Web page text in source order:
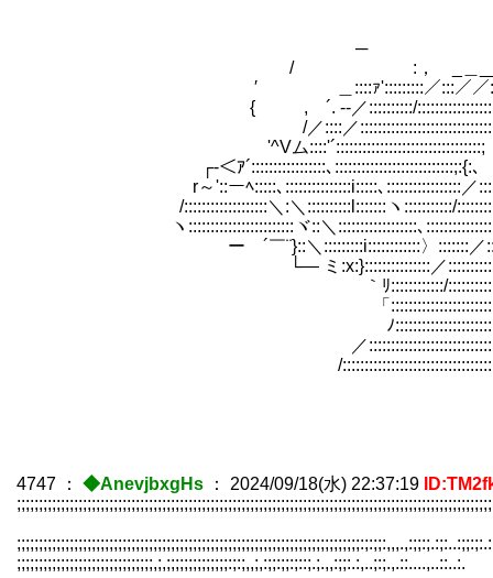
─ ＿. イ:::::/:::::::::::::ﾊ＿＿
/ :， _＿___r～y-／:::::／ ／
′ ＿::::ｧ':::::::::／:::／／
{ , ´. -‐／::::::::::/
/／::::／::::::::::::::::::::::::::::::::::::;
'^Vム
┌-＜ｱ´:::::::::::::::::､:::::::::::::::::::::::::::;:{:､
r～'::ーﾍ:::::､:::::::::::::::i:::::､:::::::::::::::::／:::::::::::::ァ
/:::::::::::::::::::＼:＼::::::::::l:::::::ヽ:::::::::::/::::::::::::／
ヽ::::::::::::::::::::::::ヾ::＼::::::::::::::::::､::::::::::::::::
ー ´￣¨}::＼:::::::::i::::::::::::〉:::::::
└― ミ:x:}:::::::::::::::／
｀ﾘ::::::::::::/
「
ﾉ
／:::::::::::::::::::::::::::::::::::::／
/::::::::::::::::::::::::::::::::::::／
4747 ： ◆AnevjbxgHs ： 2024/09/18(水) 22:37:19